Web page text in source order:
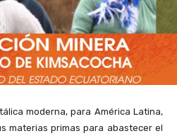
moderna, para América Latina,
materias primas para abastecer el